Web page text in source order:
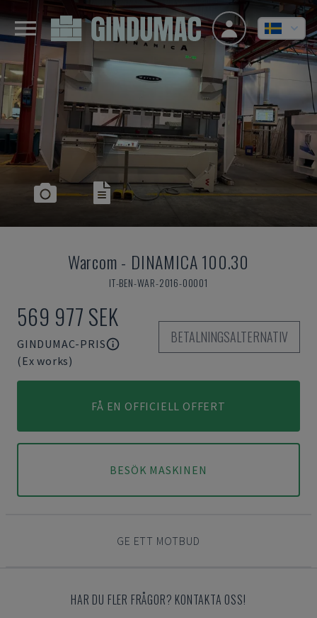
Warcom- DINAMICA 100.30
IT-BEN-WAR-2016-00001
569 977 SEK
GINDUMAC-PRIS
(Ex works)
BETALNINGSALTERNATIV
FÅ EN OFFICIELL OFFERT
BESÖK MASKINEN
GE ETT MOTBUD
HAR DU FLER FRÅGOR? KONTAKTA OSS!